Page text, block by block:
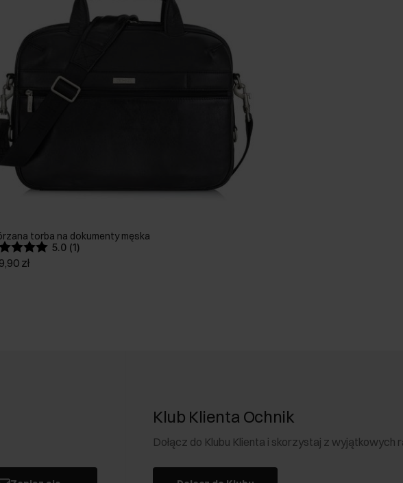
torba na dokumenty męska
5.0 (1)
zł
Klub Klienta Ochnik
Dołącz do Klubu Klienta i skorzystaj z